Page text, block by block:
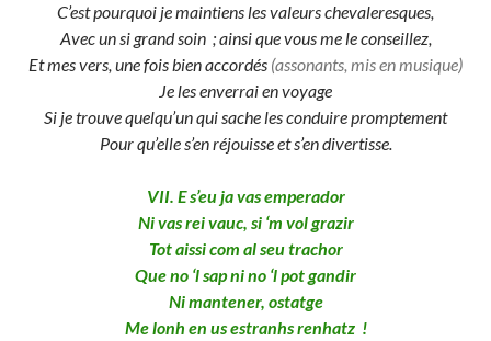
C’est pourquoi je maintiens les valeurs chevaleresques,
Avec un si grand soin ; ainsi que vous me le conseillez,
Et mes vers, une fois bien accordés (assonants, mis en musique)
Je les enverrai en voyage
Si je trouve quelqu’un qui sache les conduire promptement
Pour qu’elle s’en réjouisse et s’en divertisse.
VII. E s’eu ja vas emperador
Ni vas rei vauc, si ‘m vol grazir
Tot aissi com al seu trachor
Que no ‘l sap ni no ‘l pot gandir
Ni mantener, ostatge
Me lonh en us estranhs renhatz !